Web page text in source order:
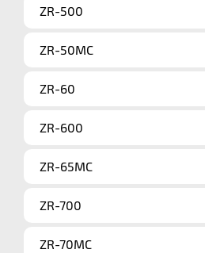
ZR-500
ZR-50MC
ZR-60
ZR-600
ZR-65MC
ZR-700
ZR-70MC